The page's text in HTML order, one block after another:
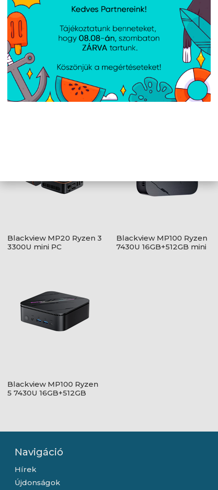
Bemutató termék
Cikkszám:
Intel i5-12450H, 16GB + 1TB, Wi-Fi 6, Bluetooth 5.2, Win11 Pro,
Csatlakozás: HDMI - USB - DP - RJ45
1 / 1
AJÁNLATUNKBÓL
Blackview MP20 Ryzen 3
3300U mini PC
Blackview MP100 Ryzen
7430U 16GB+512GB mini
Blackview MP100 Ryzen
5 7430U 16GB+512GB
Navigáció
Hírek
Újdonságok